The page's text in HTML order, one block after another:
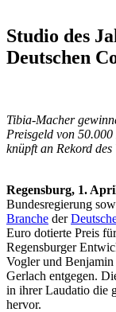
Studio des
Deutschen
Tibia-Macher
Preisgeld von
knüpft an Rekord des
Regensburg, 1.
Bundesregierung
Branche der
Euro dotierte Preis
Regensburger
Vogler und
Gerlach entgegen.
in ihrer Laudatio die
hervor.